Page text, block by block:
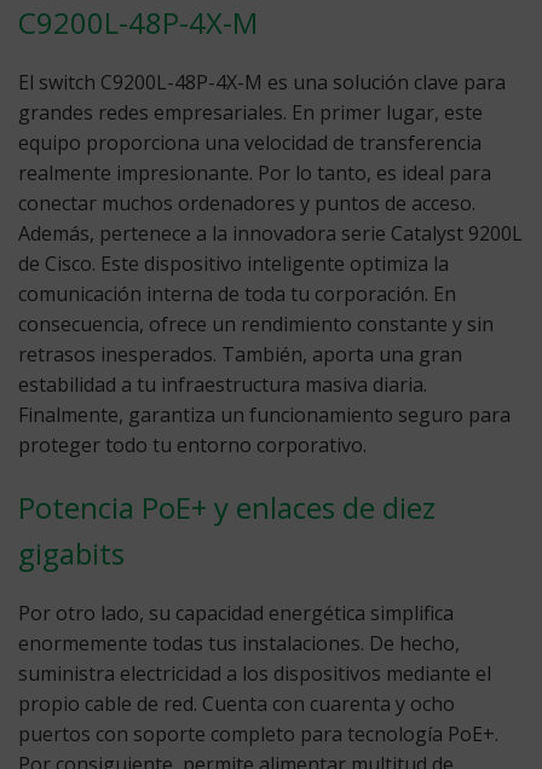
C9200L-48P-4X-M
El switch C9200L-48P-4X-M es una solución clave para
grandes redes empresariales. En primer lugar, este
equipo proporciona una velocidad de transferencia
realmente impresionante. Por lo tanto, es ideal para
conectar muchos ordenadores y puntos de acceso.
Además, pertenece a la innovadora serie Catalyst 9200L
de Cisco. Este dispositivo inteligente optimiza la
comunicación interna de toda tu corporación. En
consecuencia, ofrece un rendimiento constante y sin
retrasos inesperados. También, aporta una gran
estabilidad a tu infraestructura masiva diaria.
Finalmente, garantiza un funcionamiento seguro para
proteger todo tu entorno corporativo.
Potencia PoE+ y enlaces de diez
gigabits
Por otro lado, su capacidad energética simplifica
enormemente todas tus instalaciones. De hecho,
suministra electricidad a los dispositivos mediante el
propio cable de red. Cuenta con cuarenta y ocho
puertos con soporte completo para tecnología PoE+.